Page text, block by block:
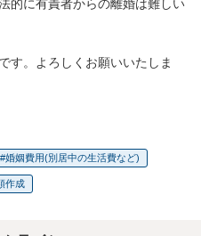
的に有責者からの離婚は難しい
す。よろしくお願いいたしま
婚姻費用(別居中の生活費など)
作成